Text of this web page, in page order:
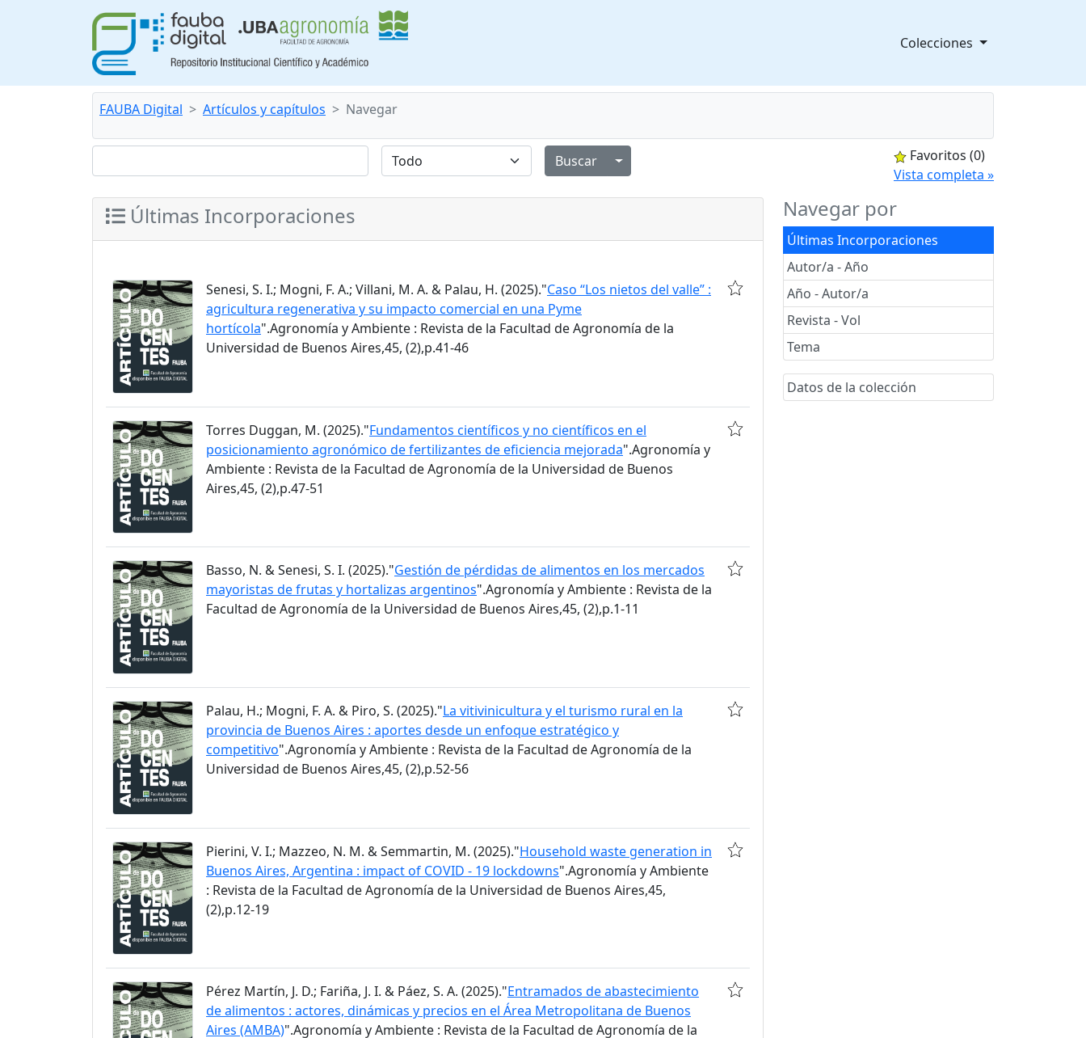
Colecciones
FAUBA Digital Artículos y capítulos Navegar
Alternar menú desplegable
Favoritos (0)
Vista completa »
Navegar por
Últimas Incorporaciones
Autor/a - Año
Año - Autor/a
Revista - Vol
Tema
Datos de la colección
Últimas Incorporaciones
Senesi, S. I.; Mogni, F. A.; Villani, M. A. & Palau, H. (2025)."Caso “Los nietos del valle” :
agricultura regenerativa y su impacto comercial en una Pyme
hortícola".Agronomía y Ambiente : Revista de la Facultad de Agronomía de la
Universidad de Buenos Aires,45, (2),p.41-46
Torres Duggan, M. (2025)."Fundamentos científicos y no científicos en el
posicionamiento agronómico de fertilizantes de eficiencia mejorada".Agronomía y
Ambiente : Revista de la Facultad de Agronomía de la Universidad de Buenos
Aires,45, (2),p.47-51
Basso, N. & Senesi, S. I. (2025)."Gestión de pérdidas de alimentos en los mercados
mayoristas de frutas y hortalizas argentinos".Agronomía y Ambiente : Revista de la
Facultad de Agronomía de la Universidad de Buenos Aires,45, (2),p.1-11
Palau, H.; Mogni, F. A. & Piro, S. (2025)."La vitivinicultura y el turismo rural en la
provincia de Buenos Aires : aportes desde un enfoque estratégico y
competitivo".Agronomía y Ambiente : Revista de la Facultad de Agronomía de la
Universidad de Buenos Aires,45, (2),p.52-56
Pierini, V. I.; Mazzeo, N. M. & Semmartin, M. (2025)."Household waste generation in
Buenos Aires, Argentina : impact of COVID - 19 lockdowns".Agronomía y Ambiente
: Revista de la Facultad de Agronomía de la Universidad de Buenos Aires,45,
(2),p.12-19
Pérez Martín, J. D.; Fariña, J. I. & Páez, S. A. (2025)."Entramados de abastecimiento
de alimentos : actores, dinámicas y precios en el Área Metropolitana de Buenos
Aires (AMBA)".Agronomía y Ambiente : Revista de la Facultad de Agronomía de la